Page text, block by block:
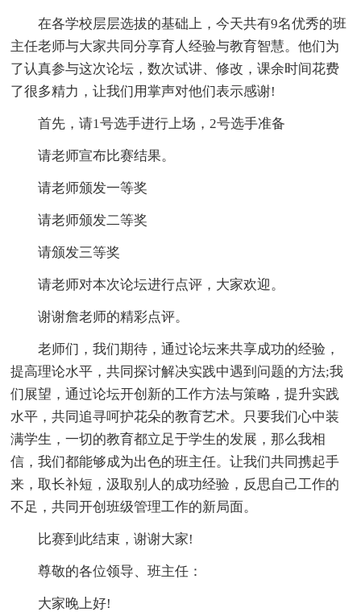
在各学校层层选拔的基础上，今天共有9名优秀的班
主任老师与大家共同分享育人经验与教育智慧。他们为
了认真参与这次论坛，数次试讲、修改，课余时间花费
了很多精力，让我们用掌声对他们表示感谢!
首先，请1号选手进行上场，2号选手准备
请老师宣布比赛结果。
请老师颁发一等奖
请老师颁发二等奖
请颁发三等奖
请老师对本次论坛进行点评，大家欢迎。
谢谢詹老师的精彩点评。
老师们，我们期待，通过论坛来共享成功的经验，
提高理论水平，共同探讨解决实践中遇到问题的方法;我
们展望，通过论坛开创新的工作方法与策略，提升实践
水平，共同追寻呵护花朵的教育艺术。只要我们心中装
满学生，一切的教育都立足于学生的发展，那么我相
信，我们都能够成为出色的班主任。让我们共同携起手
来，取长补短，汲取别人的成功经验，反思自己工作的
不足，共同开创班级管理工作的新局面。
比赛到此结束，谢谢大家!
尊敬的各位领导、班主任：
大家晚上好!